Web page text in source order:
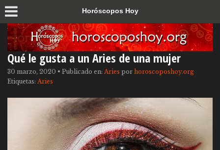
Horóscopos Hoy
Qué le gusta a un Aries de una mujer
30 marzo, 2020 • Publicado en: Aries por horoscoposhoy.org
Etiquetas: Aries